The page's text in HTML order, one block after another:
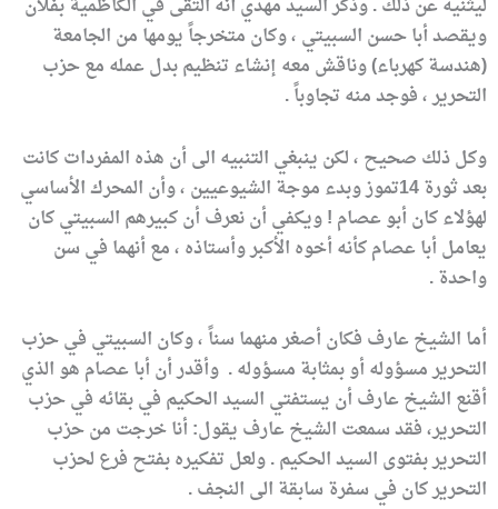
ويقصد أبا حسن السبيتي ، وكان متخرجاً يومها من الجامعة
(هندسة كهرباء) وناقش معه إنشاء تنظيم بدل عمله مع حزب
التحرير ، فوجد منه تجاوباً .
وكل ذلك صحيح ، لكن ينبغي التنبيه الى أن هذه المفردات كانت
بعد ثورة 14تموز وبدء موجة الشيوعيين ، وأن المحرك الأساسي
لهؤلاء كان أبو عصام ! ويكفي أن نعرف أن كبيرهم السبيتي كان
يعامل أبا عصام كأنه أخوه الأكبر وأستاذه ، مع أنهما في سن
واحدة .
أما الشيخ عارف فكان أصغر منهما سناً ، وكان السبيتي في حزب
التحرير مسؤوله أو بمثابة مسؤوله . وأقدر أن أبا عصام هو الذي
أقنع الشيخ عارف أن يستفتي السيد الحكيم في بقائه في حزب
التحرير، فقد سمعت الشيخ عارف يقول: أنا خرجت من حزب
التحرير بفتوى السيد الحكيم . ولعل تفكيره بفتح فرع لحزب
التحرير كان في سفرة سابقة الى النجف .